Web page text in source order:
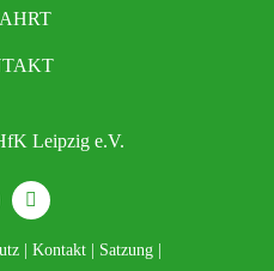
Leipzig e.V.
Kontakt Satzung